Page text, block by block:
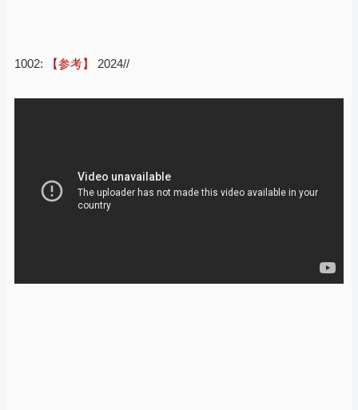
1002: 【参考】 2024//